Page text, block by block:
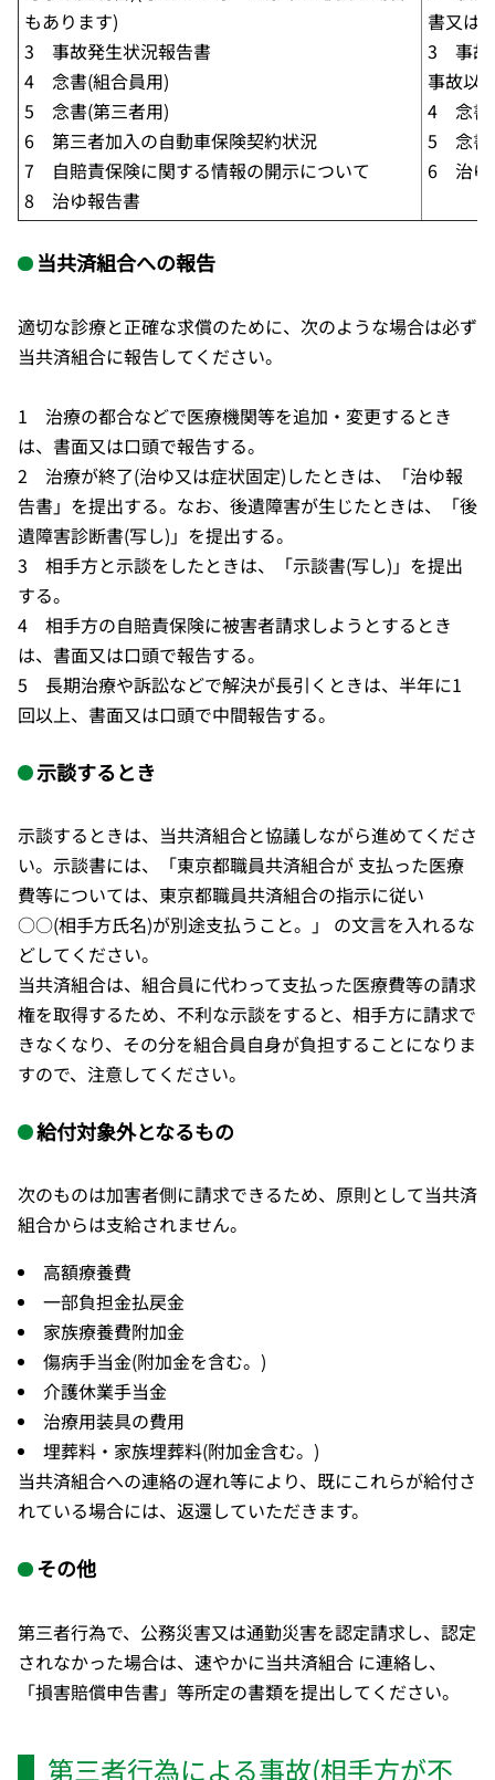
もあります)
3 事故発生状況報告書
4 念書(組合員用)
5 念書(第三者用)
6 第三者加入の自動車保険契約状況
7 自賠責保険に関する情報の開示について
8 治ゆ報告書
書又は
3 事故
事故以
4 念書(
5 念書(
6 治ゆ
当共済組合への報告
適切な診療と正確な求償のために、次のような場合は必ず
当共済組合に報告してください。
1 治療の都合などで医療機関等を追加・変更するとき
は、書面又は口頭で報告する。
2 治療が終了(治ゆ又は症状固定)したときは、「治ゆ報
告書」を提出する。なお、後遺障害が生じたときは、「後
遺障害診断書(写し)」を提出する。
3 相手方と示談をしたときは、「示談書(写し)」を提出
する。
4 相手方の自賠責保険に被害者請求しようとするとき
は、書面又は口頭で報告する。
5 長期治療や訴訟などで解決が長引くときは、半年に1
回以上、書面又は口頭で中間報告する。
示談するとき
示談するときは、当共済組合と協議しながら進めてくださ
い。示談書には、「東京都職員共済組合が 支払った医療
費等については、東京都職員共済組合の指示に従い
○○(相手方氏名)が別途支払うこと。」 の文言を入れるな
どしてください。
当共済組合は、組合員に代わって支払った医療費等の請求
権を取得するため、不利な示談をすると、相手方に請求で
きなくなり、その分を組合員自身が負担することになりま
すので、注意してください。
給付対象外となるもの
次のものは加害者側に請求できるため、原則として当共済
組合からは支給されません。
高額療養費
一部負担金払戻金
家族療養費附加金
傷病手当金(附加金を含む。)
介護休業手当金
治療用装具の費用
埋葬料・家族埋葬料(附加金含む。)
当共済組合への連絡の遅れ等により、既にこれらが給付さ
れている場合には、返還していただきます。
その他
第三者行為で、公務災害又は通勤災害を認定請求し、認定
されなかった場合は、速やかに当共済組合 に連絡し、
「損害賠償申告書」等所定の書類を提出してください。
第三者行為による事故(相手方が不